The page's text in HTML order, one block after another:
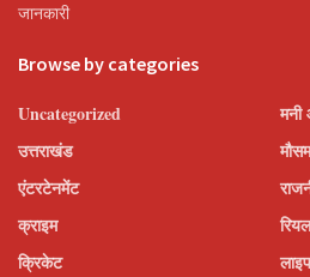
जानकारी
Browse by categories
Uncategorized
उत्तराखंड
एंटरटेनमेंट
क्राइम
क्रिकेट
मौसम